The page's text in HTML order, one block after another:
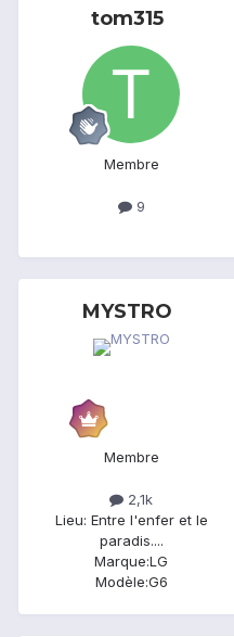
tom315
Membre
9
MYSTRO
Membre
2,1k
Lieu: Entre l'enfer et le
paradis....
Marque:LG
Modèle:G6